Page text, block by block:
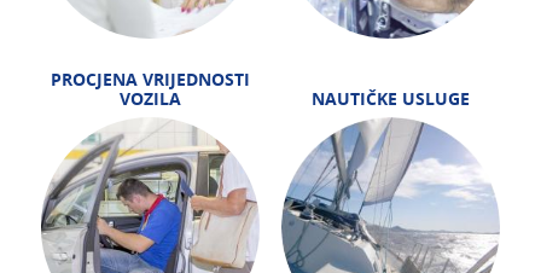
PROCJENA VRIJEDNOSTI
VOZILA
NAUTIČKE USLUGE